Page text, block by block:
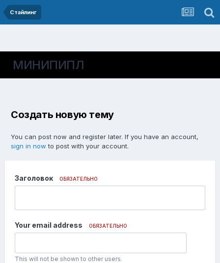
Стайлинг
МИНИПИПЛ
Создать новую тему
You can post now and register later. If you have an account,
sign in now to post with your account.
Заголовок ОБЯЗАТЕЛЬНО
Your email address ОБЯЗАТЕЛЬНО
This will not be shown to other users.